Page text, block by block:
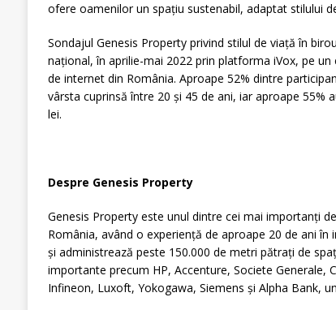
ofere oamenilor un spațiu sustenabil, adaptat stilului
Sondajul Genesis Property privind stilul de viață în
național, în aprilie-mai 2022 prin platforma iVox, pe
de internet din România. Aproape 52% dintre
vârsta cuprinsă între 20 și 45 de ani, iar aproape 55%
lei.
Despre Genesis Property
Genesis Property este unul dintre cei mai importanți
România, având o experiență de aproape 20 de ani în
și administrează peste 150.000 de metri pătrați de
importante precum HP, Accenture, Societe Generale,
Infineon, Luxoft, Yokogawa, Siemens și Alpha Bank,